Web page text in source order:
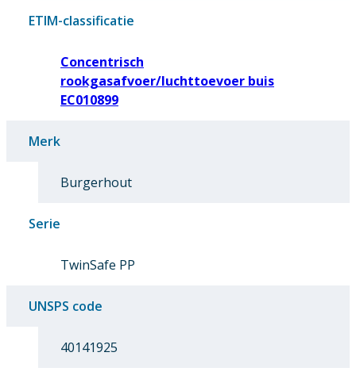
ETIM-classificatie
Concentrisch
rookgasafvoer/luchttoevoer buis
EC010899
Merk
Burgerhout
Serie
TwinSafe PP
UNSPS code
40141925